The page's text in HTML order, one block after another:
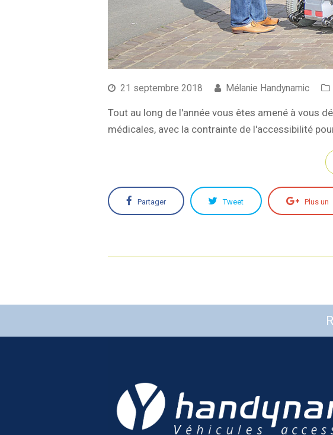
21 septembre 2018 Mélanie Handynamic
Tout au long de l'année vous êtes amené à vous
médicales, avec la contrainte de l'accessibilité
Partager Tweet Plus un